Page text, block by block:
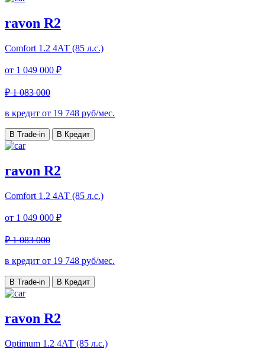
ravon R2
Comfort 1.2 4АТ (85 л.с.)
от 1 049 000 ₽
₽ 1 083 000
в кредит от 19 748 руб/мес.
В Trade-in В Кредит
ravon R2
Comfort 1.2 4АТ (85 л.с.)
от 1 049 000 ₽
₽ 1 083 000
в кредит от 19 748 руб/мес.
В Trade-in В Кредит
ravon R2
Optimum 1.2 4АТ (85 л.с.)